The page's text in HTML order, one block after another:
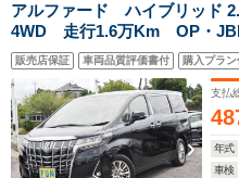
アルファード ハイブリッド
4WD 走行1.6万Km OP・
ミックビュー&IPA2&BSM/
両自動 Pバックドア フラ
3眼LED/シーケンシャル OP・
販売店保証 車両品質評価書付 購入プラン
支払
年式
車検